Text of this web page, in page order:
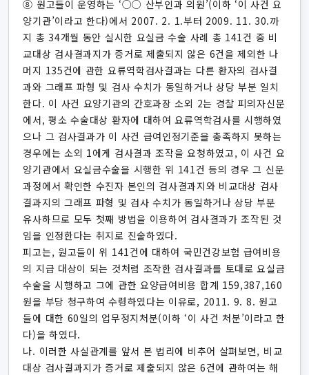
⑧ 원고들이 운영하는 ‘○○ 산부인과 의원’(이하 ‘이 사건 요
양기관’이라고 한다)에서 2007. 2. 1.부터 2009. 11. 30.까
지 총 34개월 동안 실시한 요실금 수술 사례 총 141건 중 비
교대상 검사결과지가 증거로 제출되지 않은 6건을 제외한 나
머지 135건에 관한 요류역학검사결과는 다른 환자의 검사결
과와 그래프 파형 및 검사 수치가 동일하거나 상당 부분 일치
한다. 이 사건 요양기관의 간호과장 소외 2는 경찰 피의자신문
에서, 평소 수술대상 환자에 대하여 요류역학검사를 시행하였
으나 그 검사결과가 이 사건 급여인정기준을 충족하지 못하는
경우에는 소외 1에게 검사결과 조작을 요청하였고, 이 사건 요
양기관에서 요실금수술을 시행한 위 141건 등의 경우 그 신문
과정에서 확인한 수진자 본인의 검사결과지와 비교대상 검사
결과지의 그래프 파형 및 검사 수치가 동일하거나 상당 부분
유사하므로 모두 첫째 방법을 이용하여 검사결과가 조작된 것
임을 인정한다는 취지로 진술하였다.
피고는, 원고들이 위 141건에 대하여 국민건강보험 급여비용
의 지급 대상이 되는 것처럼 조작한 검사결과를 토대로 요실금
수술을 시행하고 그에 관한 요양급여비용 합계 159,387,160
원을 부당 청구하여 수령하였다는 이유로, 2011. 9. 8. 원고
들에 대한 60일의 업무정지처분(이하 ‘이 사건 처분’이라고 한
다)을 하였다.
나. 이러한 사실관계를 앞서 본 법리에 비추어 살펴보면, 비교
대상 검사결과지가 증거로 제출되지 않은 6건에 관하여는 해